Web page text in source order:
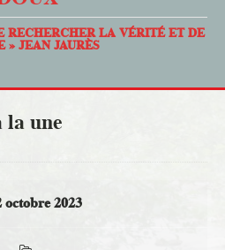
RECHERCHER LA VÉRITÉ ET DE
» JEAN JAURÈS
la une
octobre 2023